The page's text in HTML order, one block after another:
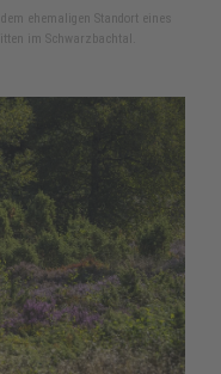
ehemaligen Standort eines
im Schwarzbachtal.